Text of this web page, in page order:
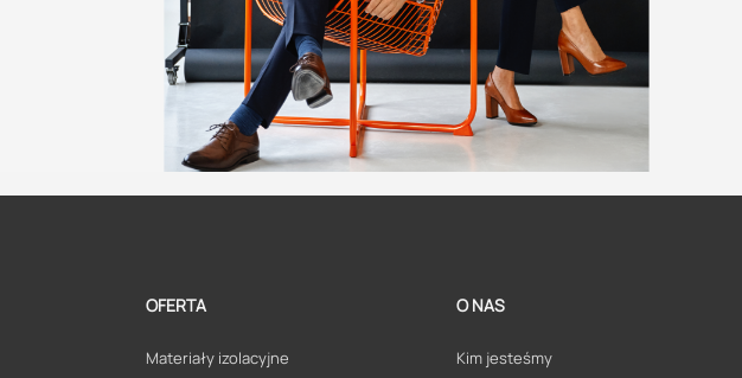
OFERTA
Materiały izolacyjne
O NAS
Kim jesteśmy